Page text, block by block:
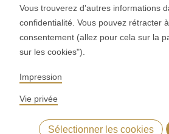
CGV PIÈCES DE RECHANGE
CODE OF CONDUCT
WHISTLEBLOWING (IT)
Vous trouverez d'autres informations
confidentialité. Vous pouvez rétracter
consentement (allez pour cela sur la
sur les cookies").
Impression
Vie privée
Sélectionner les cookies